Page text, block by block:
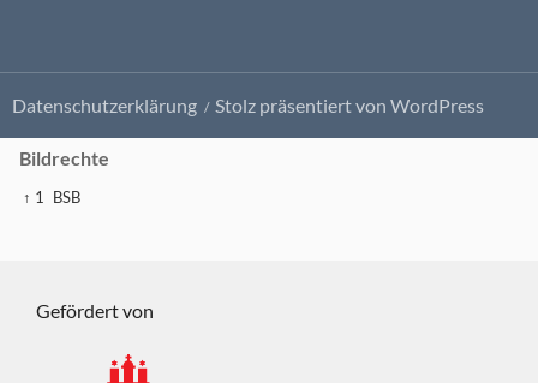
Datenschutzerklärung Stolz präsentiert von WordPress
Bildrechte
↑ 1 BSB
Gefördert von